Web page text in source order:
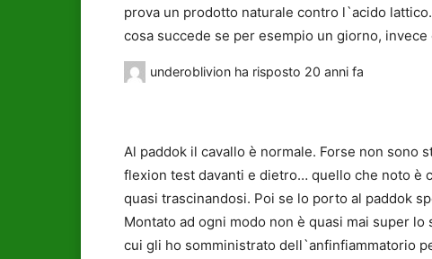
prova un prodotto naturale contro l`acido lattico.
cosa succede se per esempio un giorno,
underoblivion ha risposto 20 anni fa
Al paddok il cavallo è normale. Forse non sono
flexion test davanti e dietro… quello che noto è
quasi trascinandosi. Poi se lo porto al paddok
Montato ad ogni modo non è quasi mai super
cui gli ho somministrato dell`anfinfiammatorio